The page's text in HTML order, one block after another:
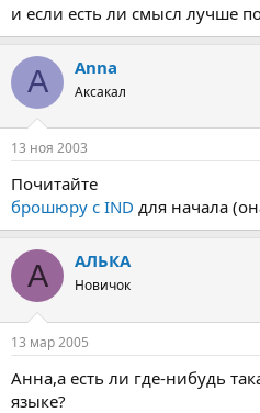
и если есть ли смысл лучше
A Anna
Аксакал
13 ноя 2003
Почитайте
брошюру с IND для начала
А АЛЬКА
Новичок
13 мар 2005
Анна,а есть ли где-нибудь
языке?